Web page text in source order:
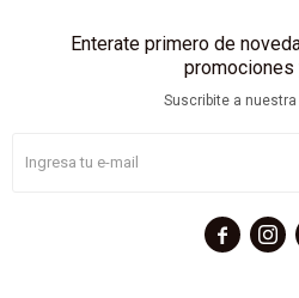
Enterate primero de
promociones
Suscribite a
 